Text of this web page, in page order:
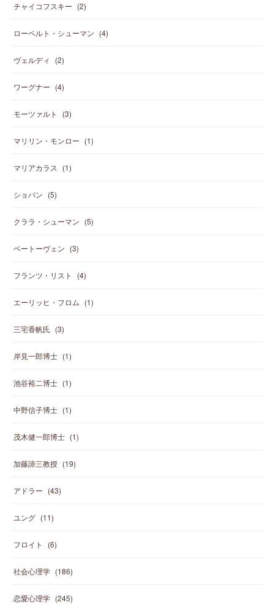
チャイコフスキー (2)
ローベルト・シューマン (4)
ヴェルディ (2)
ワーグナー (4)
モーツァルト (3)
マリリン・モンロー (1)
マリアカラス (1)
ショパン (5)
クララ・シューマン (5)
ベートーヴェン (3)
フランツ・リスト (4)
エーリッヒ・フロム (1)
三宅香帆氏 (3)
岸見一郎博士 (1)
池谷裕二博士 (1)
中野信子博士 (1)
茂木健一郎博士 (1)
加藤諦三教授 (19)
アドラー (43)
ユング (11)
フロイト (6)
社会心理学 (186)
恋愛心理学 (245)